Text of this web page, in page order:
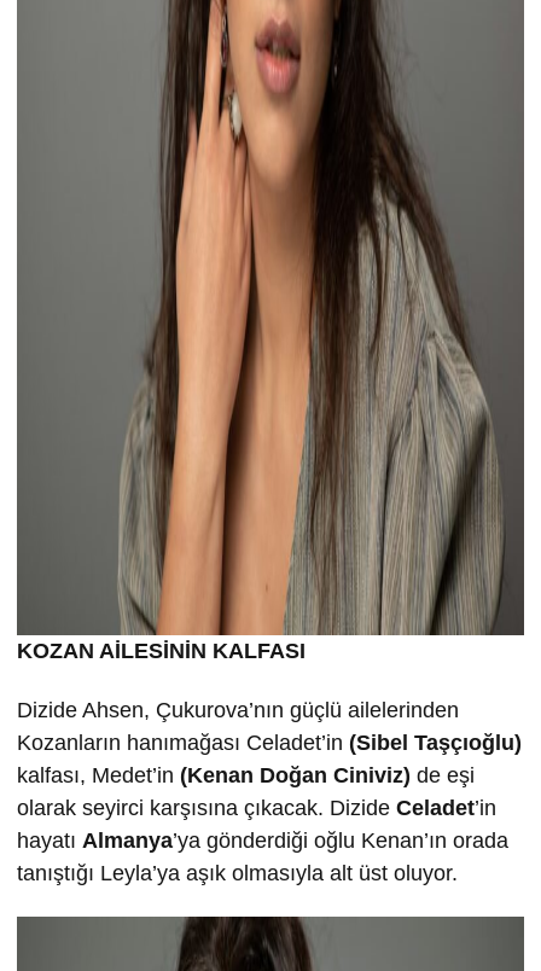
KOZAN AİLESİNİN KALFASI
Dizide Ahsen, Çukurova’nın güçlü ailelerinden
Kozanların hanımağası Celadet’in (Sibel Taşçıoğlu)
kalfası, Medet’in (Kenan Doğan Ciniviz) de eşi
olarak seyirci karşısına çıkacak. Dizide Celadet’in
hayatı Almanya’ya gönderdiği oğlu Kenan’ın orada
tanıştığı Leyla’ya aşık olmasıyla alt üst oluyor.